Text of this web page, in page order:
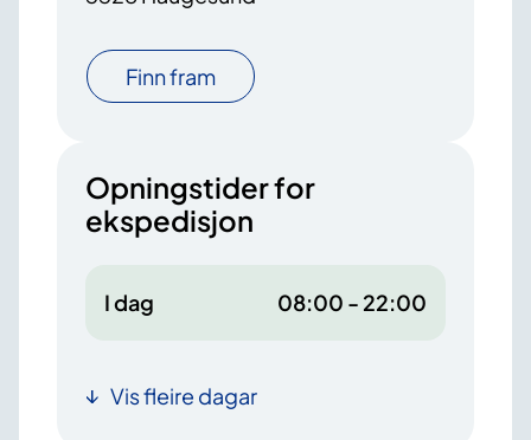
Finn fram
Opningstider for
ekspedisjon
I dag 08:00 - 22:00
Vis fleire dagar